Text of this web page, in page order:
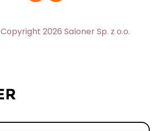
Copyright 2026 Saloner Sp. z o.o.